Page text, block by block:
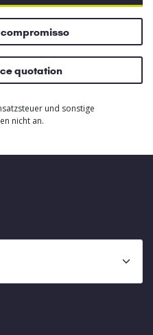
quotation
und sonstige
nicht an.